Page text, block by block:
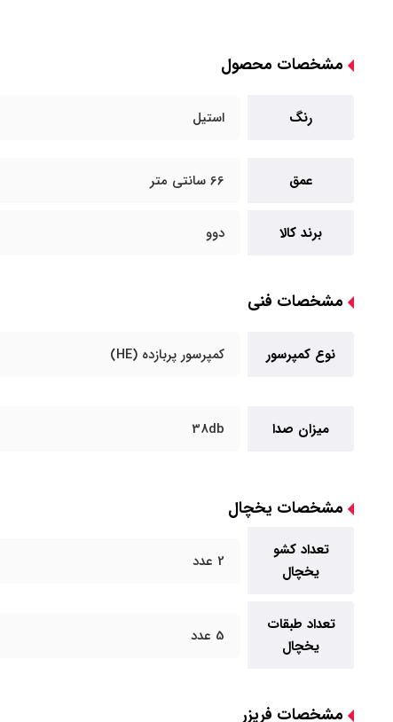
مشخصات محصول
رنگ استیل
عمق 66 سانتی متر
برند کالا دوو
مشخصات فنی
نوع کمپرسور کمپرسور پربازده (HE)
میزان صدا 38db
مشخصات یخچال
تعداد کشو
یخچال
2 عدد
تعداد طبقات
یخچال
5 عدد
مشخصات فریزر